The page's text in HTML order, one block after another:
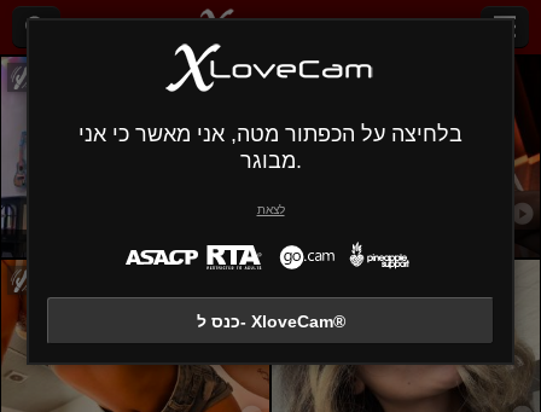
OrianaLaFrancaise GalaMalkova
בלחיצה על הכפתור מטה, אני מאשר כי אני
מבוגר.
לצאת
כנס ל- XloveCam®